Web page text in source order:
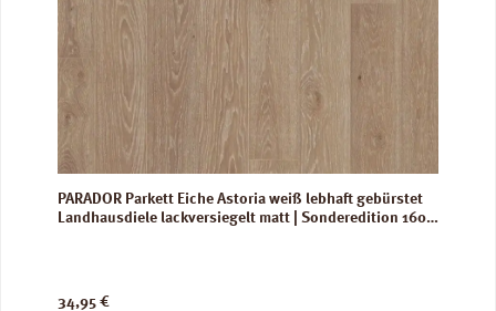
PARADOR Parkett Eiche Astoria weiß lebhaft gebürstet
Landhausdiele lackversiegelt matt | Sonderedition 160
Regulärer Preis:
34,95 €